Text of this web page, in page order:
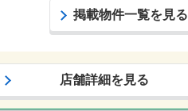
掲載物件一覧を見る
店舗詳細を見る